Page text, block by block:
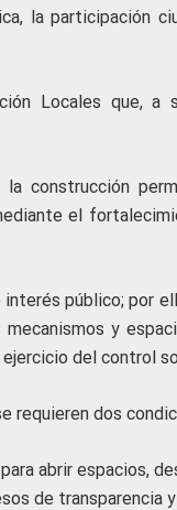
la participación
Locales que,
construcción
el
público; por
y
del control
requieren dos
para abrir espacios,
de transparencia